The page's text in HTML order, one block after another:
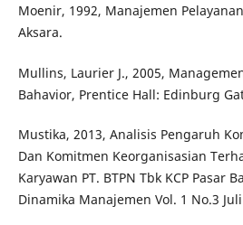
Moenir, 1992, Manajemen
Aksara.
Mullins, Laurier J., 2005,
Bahavior, Prentice Hall: Edinburg
Mustika, 2013, Analisis Pengaruh
Dan Komitmen Keorganisasian
Karyawan PT. BTPN Tbk KCP Pasar
Dinamika Manajemen Vol. 1 No.3